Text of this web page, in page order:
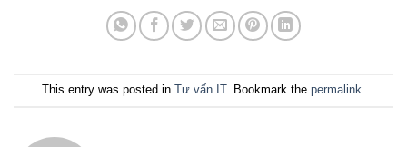
This entry was posted in Tư vấn IT. Bookmark the permalink.